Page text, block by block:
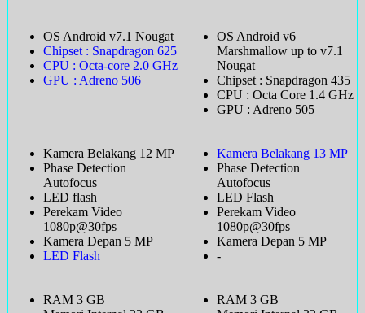
OS Android v7.1 Nougat
Chipset : Snapdragon 625
CPU : Octa-core 2.0 GHz
GPU : Adreno 506
OS Android v6
Marshmallow up to v7.1
Nougat
Chipset : Snapdragon 435
CPU : Octa Core 1.4 GHz
GPU : Adreno 505
Kamera Belakang 12 MP
Phase Detection
Autofocus
LED flash
Perekam Video
1080p@30fps
Kamera Depan 5 MP
LED Flash
Kamera Belakang 13 MP
Phase Detection
Autofocus
LED Flash
Perekam Video
1080p@30fps
Kamera Depan 5 MP
-
RAM 3 GB
RAM 3 GB